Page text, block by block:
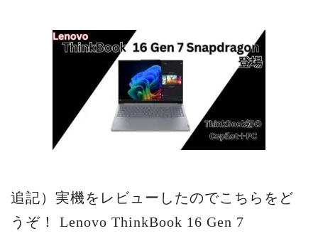
追記）実機をレビューしたのでこちらをど
うぞ！ Lenovo ThinkBook 16 Gen 7